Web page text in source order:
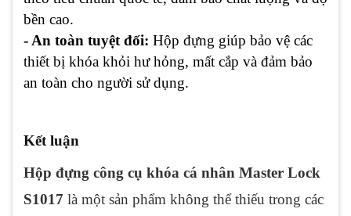
bền cao.
- An toàn tuyệt đối: Hộp đựng giúp bảo vệ các
thiết bị khóa khỏi hư hỏng, mất cắp và đảm bảo
an toàn cho người sử dụng.
Kết luận
Hộp đựng công cụ khóa cá nhân Master Lock
S1017 là một sản phẩm không thể thiếu trong các